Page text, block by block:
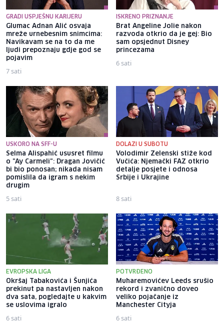
GRADI USPJEŠNU KARIJERU
Glumac Adnan Alić osvaja
mreže urnebesnim snimcima:
Navikavam se na to da me
ljudi prepoznaju gdje god se
pojavim
7 sati
ISKRENO PRIZNANJE
Brat Angeline Jolie nakon
razvoda otkrio da je gej: Bio
sam opsjednut Disney
princezama
6 sati
USKORO NA SFF-U
Selma Alispahić ususret filmu
o "Ay Carmeli": Dragan Jovičić
bi bio ponosan; nikada nisam
pomislila da igram s nekim
drugim
5 sati
DOLAZI U SUBOTU
Volodimir Zelenski stiže kod
Vučića: Njemački FAZ otkrio
detalje posjete i odnosa
Srbije i Ukrajine
8 sati
EVROPSKA LIGA
Okršaj Tabakovića i Šunjića
prekinut pa nastavljen nakon
dva sata, pogledajte u kakvim
se uslovima igralo
6 sati
POTVRĐENO
Muharemovićev Leeds srušio
rekord i zvanično doveo
veliko pojačanje iz
Manchester Cityja
6 sati